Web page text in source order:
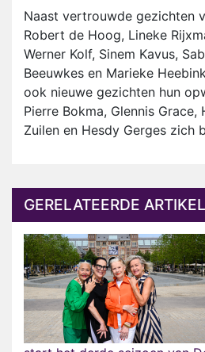
Naast vertrouwde gezichten
Robert de Hoog, Lineke
Werner Kolf, Sinem Kavus,
Beeuwkes en Marieke
ook nieuwe gezichten hun
Pierre Bokma, Glennis Grace,
Zuilen en Hesdy Gerges zich
GERELATEERDE